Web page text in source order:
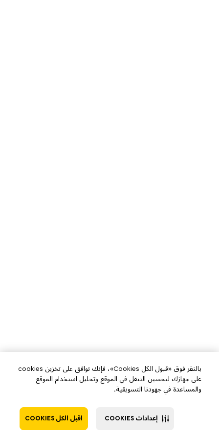
بالنقر فوق «قبول الكل Cookies»، فإنك توافق على تخزين cookies
على جهازك لتحسين التنقل في الموقع وتحليل استخدام الموقع
والمساعدة في جهودنا التسويقية.
اقبل الكل COOKIES إعدادات COOKIES